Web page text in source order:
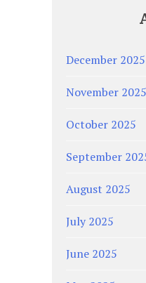
December 2025
November 2025
October 2025
September
August 2025
July 2025
June 2025